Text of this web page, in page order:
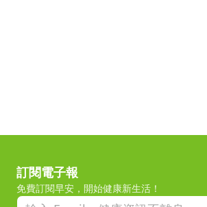
訂閱電子報
免費訂閱早安，開始健康新生活！